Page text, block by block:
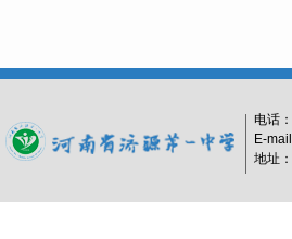
电话：
E-
地址